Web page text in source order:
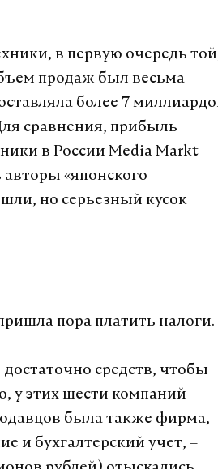
в первую очередь
продаж был весьма
более 7
сравнения, прибыль
в России Media Markt
«японского
но серьезный кусок
пора платить налоги.
средств, чтобы
у этих шести компаний
была также фирма,
и бухгалтерский учет, –